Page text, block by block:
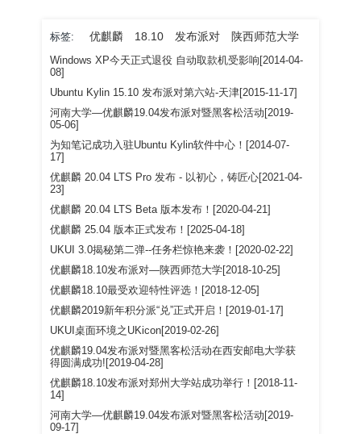
标签: 优麒麟 18.10 发布派对 陕西师范大学
Windows XP今天正式退役 自动取款机受影响[2014-04-
08]
Ubuntu Kylin 15.10 发布派对第六站-天津[2015-11-17]
河南大学—优麒麟19.04发布派对暨黑客松活动[2019-
05-06]
为知笔记成功入驻Ubuntu Kylin软件中心！[2014-07-
17]
优麒麟 20.04 LTS Pro 发布 - 以初心，铸匠心[2021-04-
23]
优麒麟 20.04 LTS Beta 版本发布！[2020-04-21]
优麒麟 25.04 版本正式发布！[2025-04-18]
UKUI 3.0揭秘第二弹--任务栏惊艳来袭！[2020-02-22]
优麒麟18.10发布派对—陕西师范大学[2018-10-25]
优麒麟18.10最受欢迎特性评选！[2018-12-05]
优麒麟2019新年积分派“兑”正式开启！[2019-01-17]
UKUI桌面环境之UKicon[2019-02-26]
优麒麟19.04发布派对暨黑客松活动在西安邮电大学获
得圆满成功![2019-04-28]
优麒麟18.10发布派对郑州大学站成功举行！[2018-11-
14]
河南大学—优麒麟19.04发布派对暨黑客松活动[2019-
09-17]